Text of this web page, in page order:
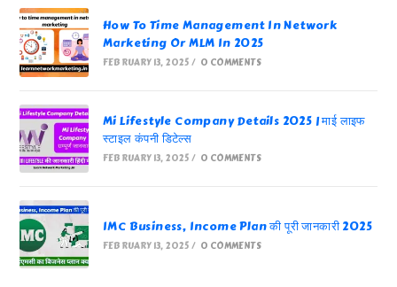
How To Time Management In Network
Marketing Or MLM In 2025
FEBRUARY 13, 2025 / 0 COMMENTS
Mi Lifestyle Company Details 2025 | माई लाइफ
स्टाइल कंपनी डिटेल्स
FEBRUARY 13, 2025 / 0 COMMENTS
IMC Business, Income Plan की पूरी जानकारी 2025
FEBRUARY 13, 2025 / 0 COMMENTS